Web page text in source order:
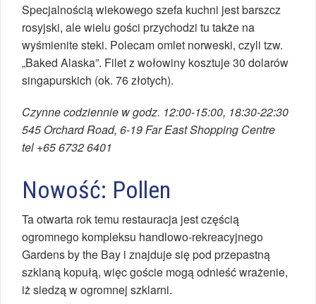
Specjalnością wiekowego szefa kuchni jest barszcz
rosyjski, ale wielu gości przychodzi tu także na
wyśmienite steki. Polecam omlet norweski, czyli tzw.
„Baked Alaska”. Filet z wołowiny kosztuje 30 dolarów
singapurskich (ok. 76 złotych).
Czynne codziennie w godz. 12:00-15:00, 18:30-22:30
545 Orchard Road, 6-19 Far East Shopping Centre
tel +65 6732 6401
Nowość: Pollen
Ta otwarta rok temu restauracja jest częścią
ogromnego kompleksu handlowo-rekreacyjnego
Gardens by the Bay i znajduje się pod przepastną
szklaną kopułą, więc goście mogą odnieść wrażenie,
iż siedzą w ogromnej szklarni.